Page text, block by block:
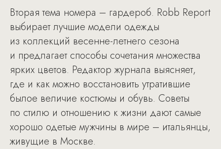
Вторая тема номера – гардероб. Robb Report
выбирает лучшие модели одежды
из коллекций весенне-летнего сезона
и предлагает способы сочетания множества
ярких цветов. Редактор журнала выясняет,
где и как можно восстановить утратившие
былое величие костюмы и обувь. Советы
по стилю и отношению к жизни дают самые
хорошо одетые мужчины в мире – итальянцы,
живущие в Москве.